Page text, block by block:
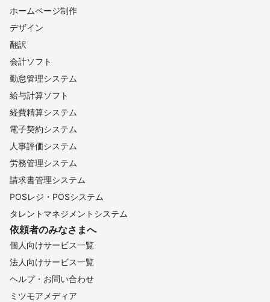
ホームページ制作
デザイン
翻訳
会計ソフト
勤怠管理システム
給与計算ソフト
経費精算システム
電子契約システム
人事評価システム
労務管理システム
請求書管理システム
POSレジ・POSシステム
タレントマネジメントシステム
依頼者のみなさまへ
個人向けサービス一覧
法人向けサービス一覧
ヘルプ・お問い合わせ
ミツモアメディア